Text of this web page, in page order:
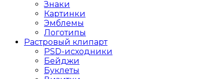
Знаки
Картинки
Эмблемы
Логотипы
Растровый клипарт
PSD-исходники
Бейджи
Буклеты